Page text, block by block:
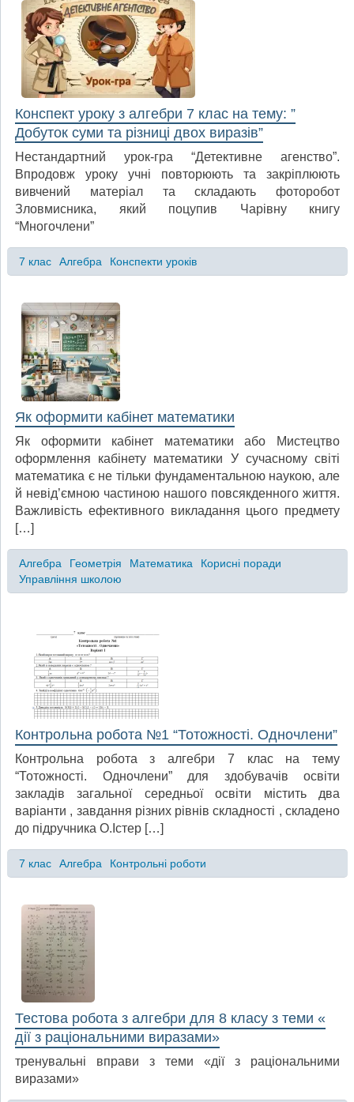
Конспект уроку з алгебри 7 клас на тему: ”
Добуток суми та різниці двох виразів”
Нестандартний урок-гра “Детективне агенство”.
Впродовж уроку учні повторюють та закріплюють
вивчений матеріал та складають фоторобот
Зловмисника, який поцупив Чарівну книгу
“Многочлени”
7 клас Алгебра Конспекти уроків
Як оформити кабінет математики
Як оформити кабінет математики або Мистецтво
оформлення кабінету математики У сучасному світі
математика є не тільки фундаментальною наукою, але
й невід’ємною частиною нашого повсякденного життя.
Важливість ефективного викладання цього предмету
[…]
Алгебра Геометрія Математика
Корисні поради
Управління школою
Контрольна робота №1 “Тотожності. Одночлени”
Контрольна робота з алгебри 7 клас на тему
“Тотожності. Одночлени” для здобувачів освіти
закладів загальної середньої освіти містить два
варіанти , завдання різних рівнів складності , складено
до підручника О.Істер […]
7 клас Алгебра Контрольні роботи
Тестова робота з алгебри для 8 класу з теми «
дії з раціональними виразами»
тренувальні вправи з теми «дії з раціональними
виразами»